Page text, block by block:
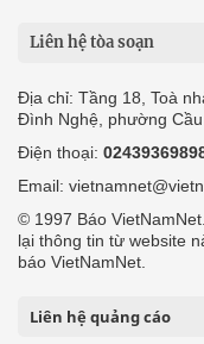
Liên hệ tòa soạn
Địa chỉ: Tầng 18, Toà
Đình Nghệ, phường Cầu
Điện thoại:
Email:
© 1997 Báo
lại thông tin từ website
báo VietNamNet.
Liên hệ quảng cáo